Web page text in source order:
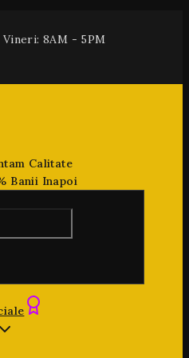
8AM - 5PM
Calitate
Banii Inapoi